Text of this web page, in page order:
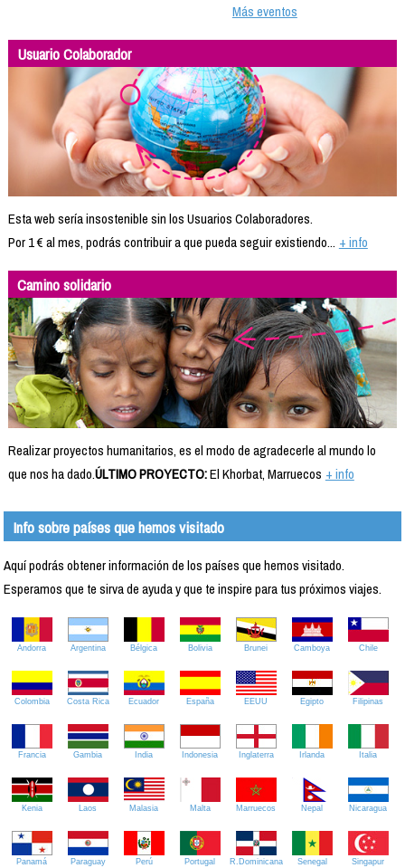
Más eventos
Usuario Colaborador
Esta web sería insostenible sin los Usuarios Colaboradores.
Por 1 € al mes, podrás contribuir a que pueda seguir existiendo... + info
Camino solidario
Realizar proyectos humanitarios, es el modo de agradecerle al mundo lo
que nos ha dado.ÚLTIMO PROYECTO:El Khorbat, Marruecos + info
Info sobre países que hemos visitado
Aquí podrás obtener información de los países que hemos visitado.
Esperamos que te sirva de ayuda y que te inspire para tus próximos viajes.
Andorra Argentina Bélgica Bolivia Brunei Camboya Chile
Colombia Costa Rica Ecuador España EEUU Egipto Filipinas
Francia Gambia India Indonesia Inglaterra Irlanda Italia
Kenia Laos Malasia Malta Marruecos Nepal Nicaragua
Panamá Paraguay Perú Portugal R.Dominicana Senegal Singapur